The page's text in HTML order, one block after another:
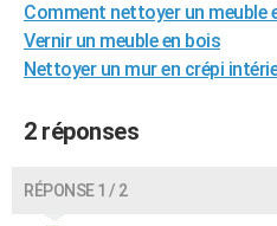
GUIDES D'ACHAT
BONS PLANS
CARTE DE VOEUX
Comment nettoyer un meuble
Vernir un meuble en bois​
Nettoyer un mur en crépi
2 réponses
RÉPONSE 1 / 2